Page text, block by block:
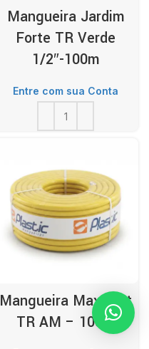
Mangueira Jardim
Forte TR Verde
1/2″-100m
Entre com sua Conta
Mangueira Max Fort
TR AM – 100m